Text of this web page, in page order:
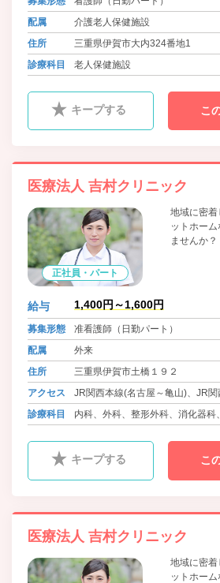
配属
介護老人保健施設
住所
三重県伊賀市大内324番地1
診療科目
老人保健施設
キープする こ
医療法人 吉村クリニック
正社員・パート
地域に密着
ットホー
ませんか？
給与 1,400円～1,600円
募集形態
准看護師（日勤パート）
配属
外来
住所
三重県伊賀市土橋１９２
アクセス
JR関西本線(名古屋～亀山)、JR
具駅 徒歩20分
診療科目 内科、外科、整形外科、消化器科
キープする こ
医療法人 吉村クリニック
地域に密着
ットホー